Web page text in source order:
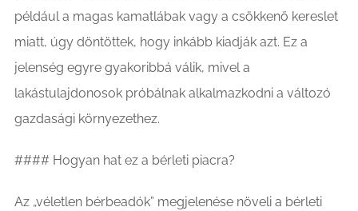
például a magas kamatlábak vagy a csökkenő kereslet
miatt, úgy döntöttek, hogy inkább kiadják azt. Ez a
jelenség egyre gyakoribbá válik, mivel a
lakástulajdonosok próbálnak alkalmazkodni a változó
gazdasági környezethez.
#### Hogyan hat ez a bérleti piacra?
Az „véletlen bérbeadók” megjelenése növeli a bérleti